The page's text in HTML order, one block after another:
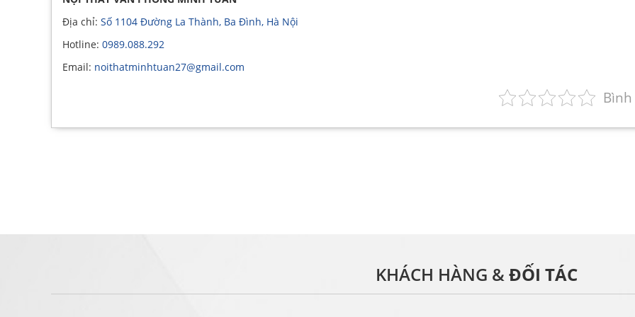
Địa chỉ: Số 1104 Đường La Thành, Ba Đình, Hà Nội
Hotline: 0989.088.292
Email: noithatminhtuan27@gmail.com
KHÁCH HÀNG &ĐỐI TÁC